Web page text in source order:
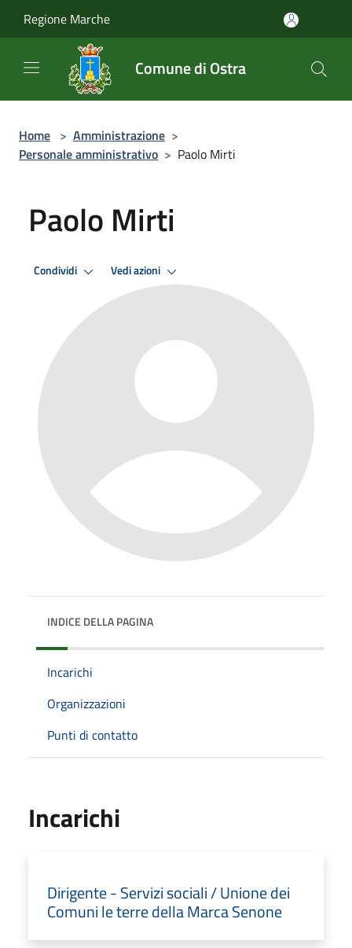
Regione Marche
Comune di Ostra
Home > Amministrazione >
Personale amministrativo > Paolo Mirti
Paolo Mirti
Condividi Vedi azioni
INDICE DELLA PAGINA
Incarichi
Organizzazioni
Punti di contatto
Incarichi
Dirigente - Servizi sociali / Unione dei
Comuni le terre della Marca Senone